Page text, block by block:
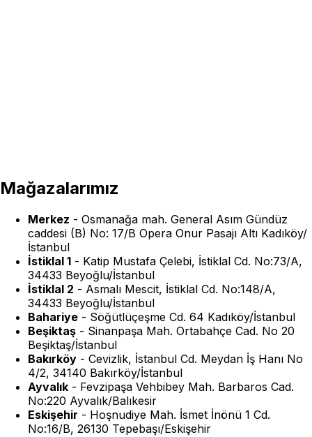
Mağazalarımız
Merkez - Osmanağa mah. General Asım Gündüz
caddesi (B) No: 17/B Opera Onur Pasajı Altı Kadıköy/
İstanbul
İstiklal 1 - Katip Mustafa Çelebi, İstiklal Cd. No:73/A,
34433 Beyoğlu/İstanbul
İstiklal 2 - Asmalı Mescit, İstiklal Cd. No:148/A,
34433 Beyoğlu/İstanbul
Bahariye - Söğütlüçeşme Cd. 64 Kadıköy/İstanbul
Beşiktaş - Sinanpaşa Mah. Ortabahçe Cad. No 20
Beşiktaş/İstanbul
Bakırköy - Cevizlik, İstanbul Cd. Meydan İş Hanı No
4/2, 34140 Bakırköy/İstanbul
Ayvalık - Fevzipaşa Vehbibey Mah. Barbaros Cad.
No:220 Ayvalık/Balıkesir
Eskişehir - Hoşnudiye Mah. İsmet İnönü 1 Cd.
No:16/B, 26130 Tepebaşı/Eskişehir